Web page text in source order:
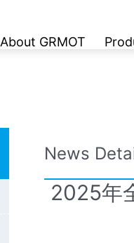
About GRMOT
News
2025年